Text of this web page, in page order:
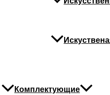
Комплектующие
Похожие